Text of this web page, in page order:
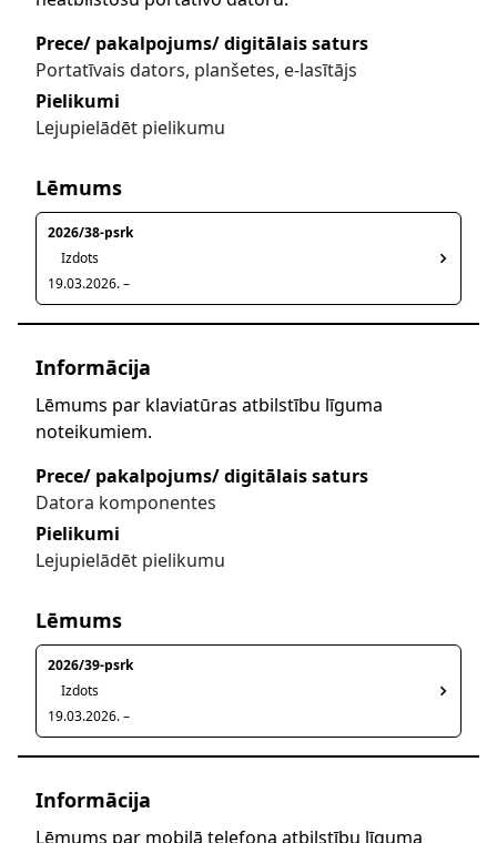
Prece/ pakalpojums/ digitālais saturs
Portatīvais dators, planšetes, e-lasītājs
Pielikumi
Lejupielādēt pielikumu
Lēmums
2026/38-psrk
Izdots
19.03.2026. –
Informācija
Lēmums par klaviatūras atbilstību līguma
noteikumiem.
Prece/ pakalpojums/ digitālais saturs
Datora komponentes
Pielikumi
Lejupielādēt pielikumu
Lēmums
2026/39-psrk
Izdots
19.03.2026. –
Informācija
Lēmums par mobilā telefona atbilstību līguma